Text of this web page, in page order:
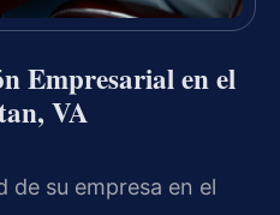
Empresarial en el
VA
de su empresa en el